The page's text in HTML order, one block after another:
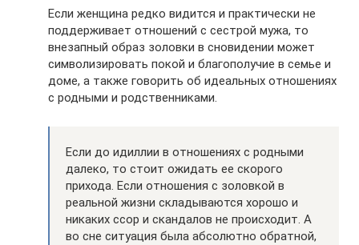
Если женщина редко видится и практически не
поддерживает отношений с сестрой мужа, то
внезапный образ золовки в сновидении может
символизировать покой и благополучие в семье и
доме, а также говорить об идеальных отношениях
с родными и родственниками.
Если до идиллии в отношениях с родными
далеко, то стоит ожидать ее скорого
прихода. Если отношения с золовкой в
реальной жизни складываются хорошо и
никаких ссор и скандалов не происходит. А
во сне ситуация была абсолютно обратной,